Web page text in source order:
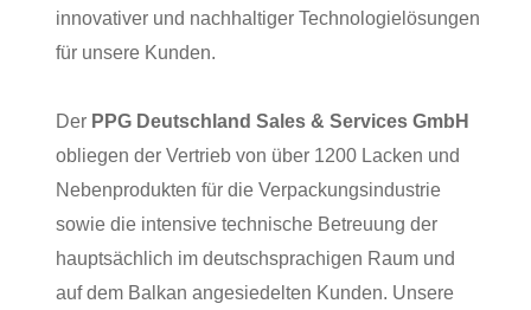
innovativer und nachhaltiger Technologielösungen
für unsere Kunden.
Der PPG Deutschland Sales & Services GmbH
obliegen der Vertrieb von über 1200 Lacken und
Nebenprodukten für die Verpackungsindustrie
sowie die intensive technische Betreuung der
hauptsächlich im deutschsprachigen Raum und
auf dem Balkan angesiedelten Kunden. Unsere